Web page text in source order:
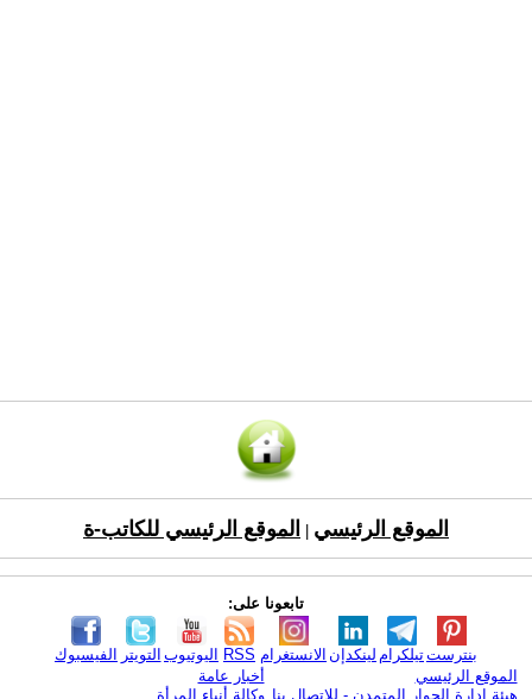
الموقع الرئيسي الموقع الرئيسي للكاتب-ة
تابعونا على:
الفيسبوك التويتر اليوتيوب RSS الانستغرام لينكدإن تيلكرامبنترست
الموقع الرئيسي
هيئة ادارة الحوار المتمدن - للإتصال بنا
أخبار عامة
وكالة أنباء المرأة